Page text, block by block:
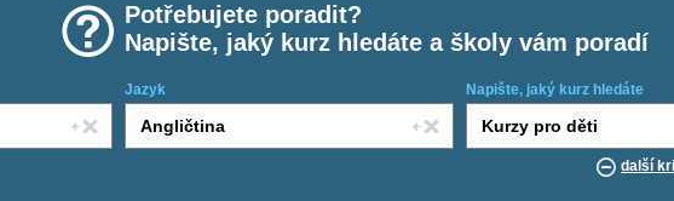
Potřebujete poradit?
Napište, jaký kurz hledáte a školy vám poradí
Jazyk Napište, jaký kurz hledáte
další